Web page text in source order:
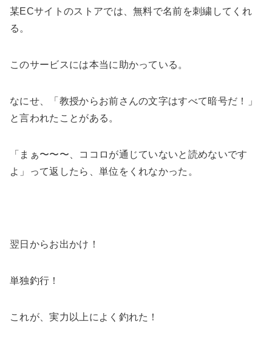
某ECサイトのストアでは、無料で名前を刺繍してくれ
る。
このサービスには本当に助かっている。
なにせ、「教授からお前さんの文字はすべて暗号だ！」
と言われたことがある。
「まぁ〜〜〜、ココロが通じていないと読めないです
よ」って返したら、単位をくれなかった。
翌日からお出かけ！
単独釣行！
これが、実力以上によく釣れた！